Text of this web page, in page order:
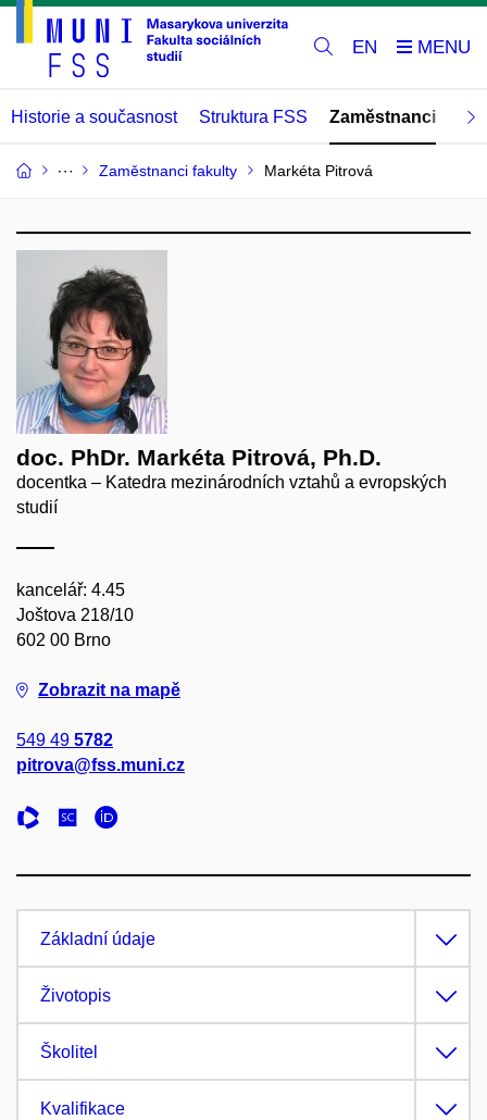
EN
Historie a současnost Struktura FSS Zaměstnanci
Zaměstnanci fakulty Markéta Pitrová
doc. PhDr. Markéta Pitrová, Ph.D.
docentka – Katedra mezinárodních vztahů a evropských
studií
kancelář: 4.45
Joštova 218/10
602 00 Brno
Zobrazit na mapě
549 49 5782
pitrova@fss.muni.cz
Základní údaje
Životopis
Školitel
Kvalifikace